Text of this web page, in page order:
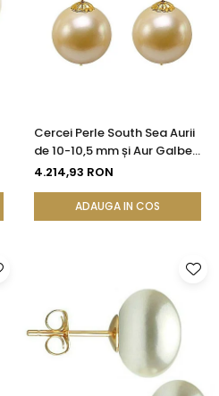
Cercei Perle South Sea Aurii
de 10-10,5 mm și Aur Galben
14K, Forma Rotundă |
4.214,93 RON
ADAUGA IN COS